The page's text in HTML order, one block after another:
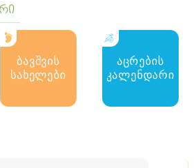
ბავშვის
სახელები
აცრების
კალენდარი